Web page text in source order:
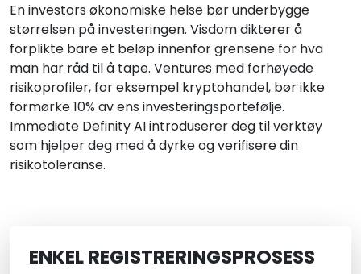
En investors økonomiske helse bør underbygge
størrelsen på investeringen. Visdom dikterer å
forplikte bare et beløp innenfor grensene for hva
man har råd til å tape. Ventures med forhøyede
risikoprofiler, for eksempel kryptohandel, bør ikke
formørke 10% av ens investeringsportefølje.
Immediate Definity AI introduserer deg til verktøy
som hjelper deg med å dyrke og verifisere din
risikotoleranse.
ENKEL REGISTRERINGSPROSESS